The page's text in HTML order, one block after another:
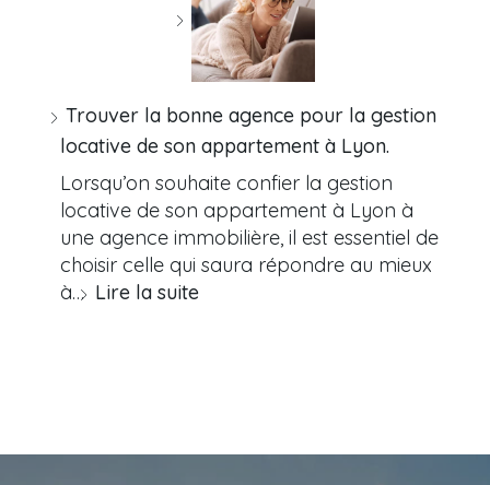
Trouver la bonne agence pour la gestion
locative de son appartement à Lyon.
Lorsqu’on souhaite confier la gestion
locative de son appartement à Lyon à
une agence immobilière, il est essentiel de
choisir celle qui saura répondre au mieux
à… Lire la suite